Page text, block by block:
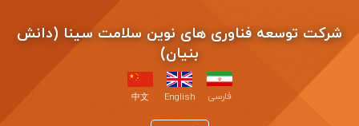
شرکت توسعه فناوری های نوین سلامت سینا (دانش
بنیان)
فارسی English
中文